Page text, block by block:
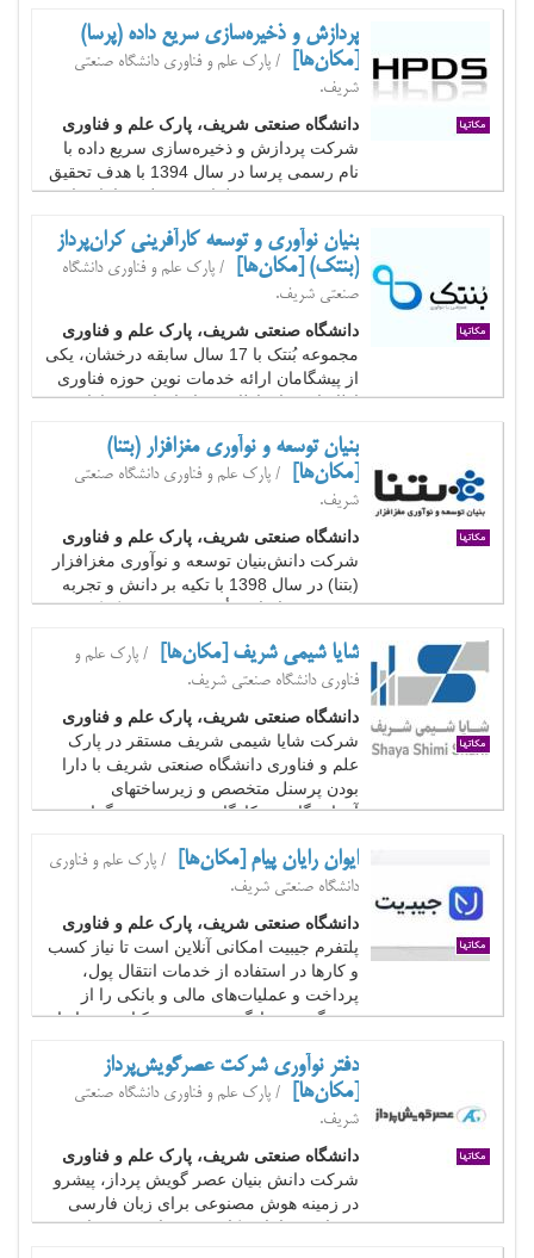
می‌توان به طراحی و تولید نرم‌افزار صدور و
مدیریت گواهی الکترونیکی، طراحی و ساخت
تجهیزات...
پردازش و ذخیره‌سازی سریع داده (پرسا)
[مکان‌ها]
/ پارک علم و فناوری دانشگاه صنعتی
شریف.
دانشگاه صنعتی شریف، پارک علم و فناوری
شرکت پردازش و ذخیره‌سازی سریع داده با
نام رسمی پرسا در سال 1394 با هدف تحقیق
و توسعه (R&D)، طراحی و تولید سامانه‌های
گردید. محصولات ذخیره‌سازی شرکت پرسا با
نام تجاری SAB و تحت برند HPDS (High
Performance Data...
بنیان نوآوری و توسعه کارآفرینی کران‌پرداز
(بنتک) [مکان‌ها]
/ پارک علم و فناوری دانشگاه
صنعتی شریف.
دانشگاه صنعتی شریف، پارک علم و فناوری
مجموعه بُنتک با 17 سال سابقه درخشان، یکی
از پیشگامان ارائه خدمات نوین حوزه فناوری
اطلاعات و ارتباطات در ایران است. دارا بودن
شرکت مخابرات ایران (TCI)، شرکت
ارتباطات زیرساخت...
بنیان توسعه و نوآوری مغزافزار (بتنا)
[مکان‌ها]
/ پارک علم و فناوری دانشگاه صنعتی
شریف.
دانشگاه صنعتی شریف، پارک علم و فناوری
شرکت دانش‌بنیان توسعه و نوآوری مغزافزار
(بتنا) در سال 1398 با تکیه بر دانش و تجربه
متخصصین ایرانی تأسیس شد و به کمک به
سیستم‌عامل مبتنی بر نرم‌افزارهای آزاد/
متن‌باز می‌باشد. بتنا با ورود در راه پر فراز و
نشیب...
شایا شیمی شریف [مکان‌ها]
/ پارک علم و
فناوری دانشگاه صنعتی شریف.
دانشگاه صنعتی شریف، پارک علم و فناوری
شرکت شایا شیمی شریف مستقر در پارک
علم و فناوری دانشگاه صنعتی شریف با دارا
بودن پرسنل متخصص و زیرساختهای
آزمایشگاهی و کارگاهی، در زمینه برگزاری
می­نماید. کلیه آزمون­های مهارت مطابق
استاندارد ISO/IEC 17043 و با...
ایوان رایان پیام [مکان‌ها]
/ پارک علم و فناوری
دانشگاه صنعتی شریف.
دانشگاه صنعتی شریف، پارک علم و فناوری
پلتفرم جیبیت امکانی آنلاین است تا نیاز کسب
و کار‌ها در استفاده از خدمات انتقال پول،
پرداخت و عملیات‌های مالی و بانکی را از
پیچیدگی به سادگی به صورت یکپارچه و پایدار
دفتر نوآوری شرکت عصرگویش‌پرداز
[مکان‌ها]
/ پارک علم و فناوری دانشگاه صنعتی
شریف.
دانشگاه صنعتی شریف، پارک علم و فناوری
شرکت دانش بنیان عصر گویش پرداز، پیشرو
در زمینه هوش مصنوعی برای زبان فارسی
می‌باشد. ما با همکاری تیمی از متخصصان